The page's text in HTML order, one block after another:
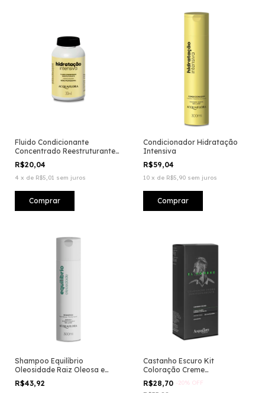
Fluido Condicionante
Concentrado Reestruturante
Hidratação Intensiva
R$20,04
4 x de R$5,01 sem juros
Condicionador Hidratação
Intensiva
R$59,04
10 x de R$5,90 sem juros
Shampoo Equilíbrio
Oleosidade Raiz Oleosa e
Pontas Secas
R$43,92
Castanho Escuro Kit
Coloração Creme
Semipermanente El Hombre
R$28,70 -20% OFF